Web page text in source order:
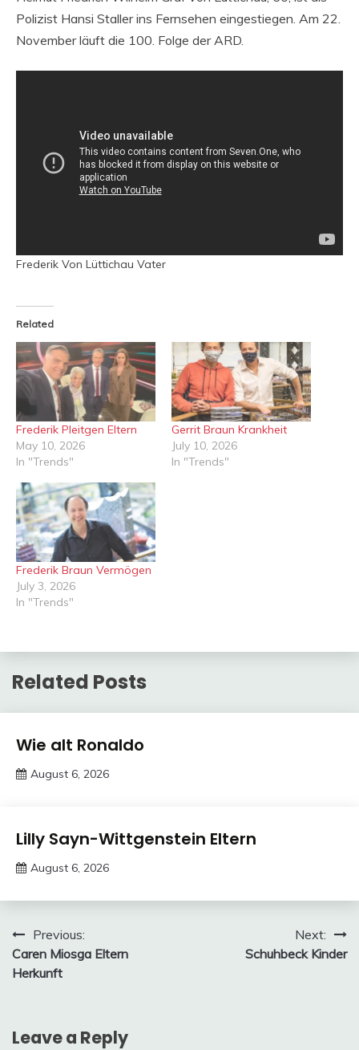
Polizist Hansi Staller ins Fernsehen eingestiegen. Am 22.
November läuft die 100. Folge der ARD.
Frederik Von Lüttichau Vater
Related
Frederik Pleitgen Eltern
May 10, 2026
In "Trends"
Gerrit Braun Krankheit
July 10, 2026
In "Trends"
Frederik Braun Vermögen
July 3, 2026
In "Trends"
Related Posts
Trends
Wie alt Ronaldo
August 6, 2026
Trends
Lilly Sayn-Wittgenstein Eltern
August 6, 2026
Post
navigation
Previous:
Caren Miosga Eltern
Herkunft
Next:
Schuhbeck Kinder
Leave a Reply